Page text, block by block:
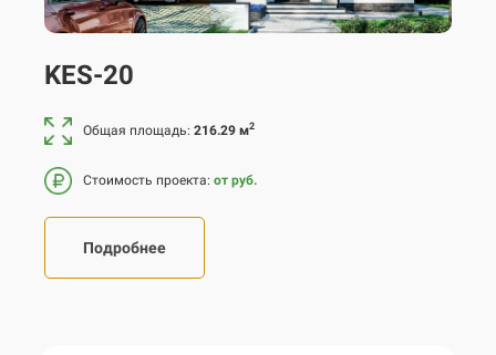
KES-20
Общая площадь: 216.29 м2
Стоимость проекта: от руб.
Подробнее